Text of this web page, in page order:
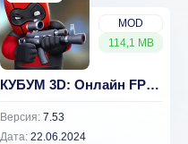
MOD
114,1 MB
КУБУМ 3D: Онлайн FPS стрелялки v 7.53 [ВЗЛОМ: Всё разблокировано]
Версия: 7.53
Дата: 22.06.2024